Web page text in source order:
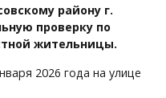
району г.
проверку по
жительницы.
2026 года на улице